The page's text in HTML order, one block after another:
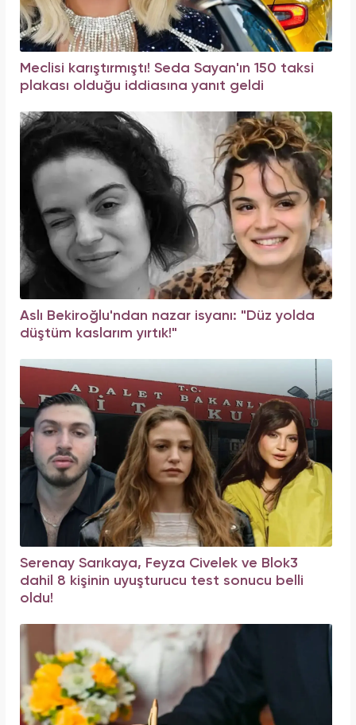
Meclisi karıştırmıştı! Seda Sayan'ın 150 taksi
plakası olduğu iddiasına yanıt geldi
Aslı Bekiroğlu'ndan nazar isyanı: "Düz yolda
düştüm kaslarım yırtık!"
Serenay Sarıkaya, Feyza Civelek ve Blok3
dahil 8 kişinin uyuşturucu test sonucu belli
oldu!